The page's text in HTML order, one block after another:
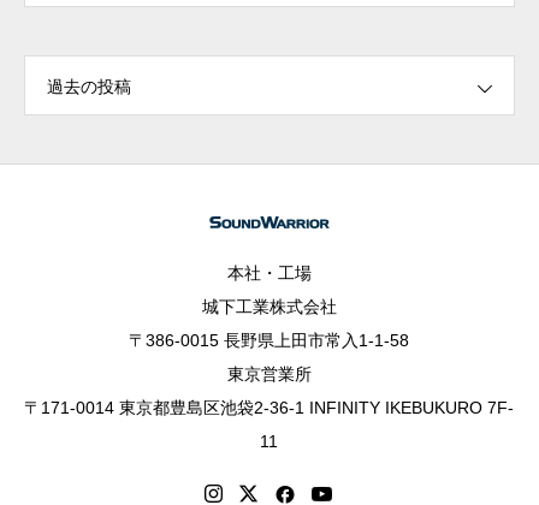
過去の投稿
本社・工場
城下工業株式会社
〒386-0015 長野県上田市常入1-1-58
東京営業所
〒171-0014 東京都豊島区池袋2-36-1 INFINITY IKEBUKURO 7F-
11